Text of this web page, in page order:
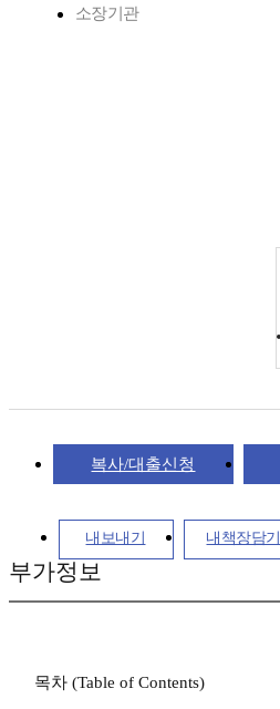
소장기관
복사/대출신청
내보내기 내책장담기
부가정보
목차 (Table of Contents)